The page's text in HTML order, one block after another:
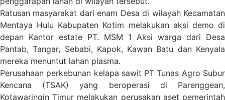
Ratusan masyarakat dari enam Desa di wilayah Kecamatan
Mentaya Hulu Kabupaten Kotim melakukan aksi demo di
depan Kantor estate PT. MSM 1 Aksi warga dari Desa
Pantab, Tangar, Sebabi, Kapok, Kawan Batu dan Kenyala
mereka menuntut lahan plasma.
Perusahaan perkebunan kelapa sawit PT Tunas Agro Subur
Kencana (TSAK) yang beroperasi di Parenggean,
Kotawaringin Timur melakukan perusakan aset pemerintah